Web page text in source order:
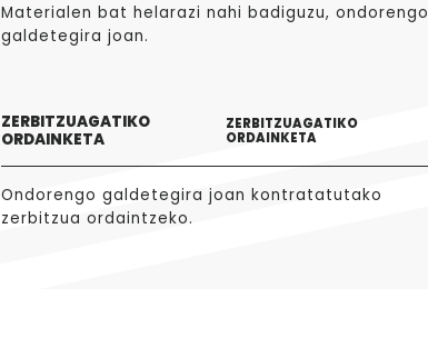
Materialen bat helarazi nahi badiguzu, ondorengo
galdetegira joan.
ZERBITZUAGATIKO
ORDAINKETA
ZERBITZUAGATIKO
ORDAINKETA
Ondorengo galdetegira joan kontratatutako
zerbitzua ordaintzeko.